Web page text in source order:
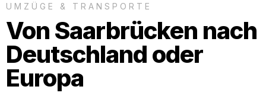
UMZÜGE & TRANSPORTE
Von Saarbrücken nach
Deutschland oder
Europa